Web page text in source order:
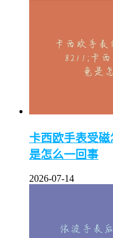
卡西欧手表受
是怎么一回事
2026-07-14